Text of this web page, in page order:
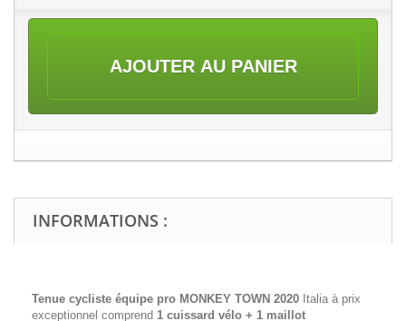
AJOUTER AU PANIER
INFORMATIONS :
Tenue cycliste équipe pro MONKEY TOWN 2020 Italia à prix
exceptionnel comprend 1 cuissard vélo + 1 maillot